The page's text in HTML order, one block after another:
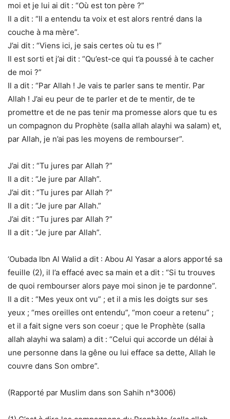
moi et je lui ai dit : “Où est ton père ?”
Il a dit : “Il a entendu ta voix et est alors rentré dans la
couche à ma mère”.
J’ai dit : “Viens ici, je sais certes où tu es !”
Il est sorti et j’ai dit : “Qu’est-ce qui t’a poussé à te cacher
de moi ?”
Il a dit : “Par Allah ! Je vais te parler sans te mentir. Par
Allah ! J’ai eu peur de te parler et de te mentir, de te
promettre et de ne pas tenir ma promesse alors que tu es
un compagnon du Prophète (salla allah alayhi wa salam) et,
par Allah, je n’ai pas les moyens de rembourser”.
J’ai dit : “Tu jures par Allah ?”
Il a dit : “Je jure par Allah”.
J’ai dit : “Tu jures par Allah ?”
Il a dit : “Je jure par Allah.”
J’ai dit : “Tu jures par Allah ?”
Il a dit : “Je jure par Allah”.
‘Oubada Ibn Al Walid a dit : Abou Al Yasar a alors apporté sa
feuille (2), il l’a effacé avec sa main et a dit : “Si tu trouves
de quoi rembourser alors paye moi sinon je te pardonne”.
Il a dit : “Mes yeux ont vu” ; et il a mis les doigts sur ses
yeux ; “mes oreilles ont entendu”, “mon coeur a retenu” ;
et il a fait signe vers son coeur ; que le Prophète (salla
allah alayhi wa salam) a dit : “Celui qui accorde un délai à
une personne dans la gêne ou lui efface sa dette, Allah le
couvre dans Son ombre”.
(Rapporté par Muslim dans son Sahih n°3006)